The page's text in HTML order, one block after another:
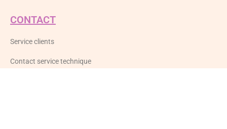
CONTACT
Service clients
Contact service technique